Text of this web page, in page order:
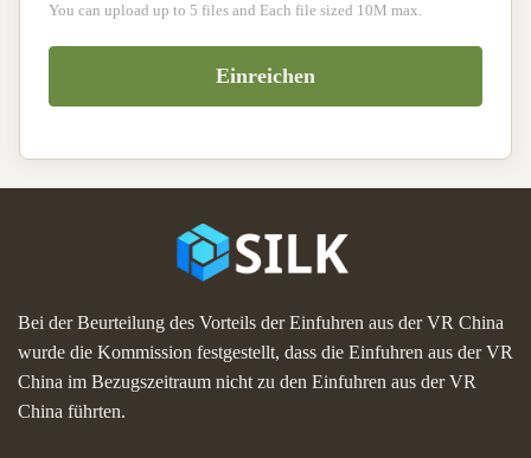
You can upload up to 5 files and Each file sized 10M max.
Einreichen
Bei der Beurteilung des Vorteils der Einfuhren aus der VR China
wurde die Kommission festgestellt, dass die Einfuhren aus der VR
China im Bezugszeitraum nicht zu den Einfuhren aus der VR
China führten.